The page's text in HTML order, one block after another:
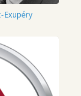
Exupéry